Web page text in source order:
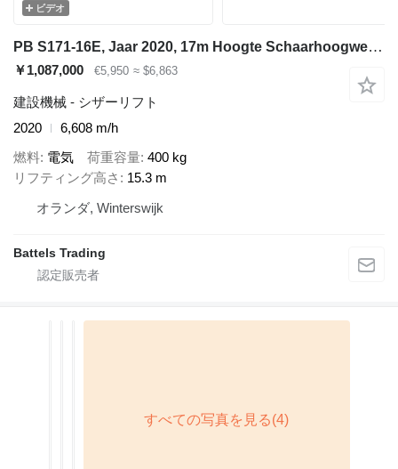
ビデオ
PB S171-16E, Jaar 2020, 17m Hoogte Schaarhoogwerker
￥1,087,000 €5,950 ≈ $6,863
建設機械 - シザーリフト
2020
6,608 m/h
燃料 電気 荷重容量 400 kg
リフティング高さ
15.3 m
オランダ, Winterswijk
Battels Trading